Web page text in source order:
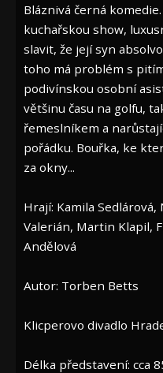
Bláznivá černá
kuchařskou show,
slavit, že její syn
toho má problém s
podivínskou osobní
většinu času na golfu,
řemeslníkem a
pořádku. Bouřka, ke
za okny...
Hrají: Kamila
Valerián, Martin Klapil,
Andělová
Autor: Torben Betts
Klicperovo divadlo
Délka představení: cca